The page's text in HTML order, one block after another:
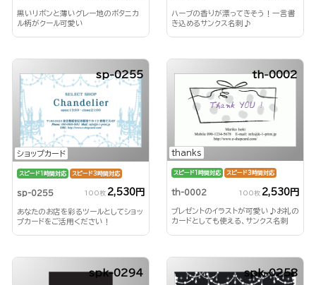
黒いリボンと薄いグレー地のボタニカ
ル柄がクール可愛い
ハーブの香りが漂ってきそう！一言書
き込めるサンクス名刺♪
ショップカード
sp-0255
スピード1時間対応 スピード3時間対応
sp-0255 100枚 2,530円
あなたのお店を彩るツールとしてショッ
プカードをご活用ください！
thanks
th-0002
スピード1時間対応 スピード3時間対応
th-0002 100枚 2,530円
プレゼントのイラストが可愛い♪お礼の
カードとしても使える、サンクス名刺
spk-0294 spk-0258